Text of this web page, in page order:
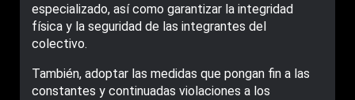
especializado, así como garantizar la integridad
física y la seguridad de las integrantes del
colectivo.
También, adoptar las medidas que pongan fin a las
constantes y continuadas violaciones a los